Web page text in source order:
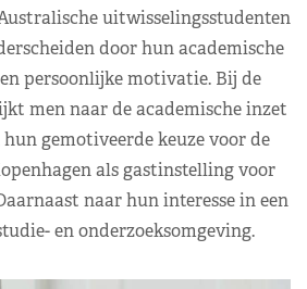
uitwisselingsstudenten
door hun academische
persoonlijke motivatie. Bij de
men naar de academische inzet
gemotiveerde keuze voor de
als gastinstelling voor
naar hun interesse in een
en onderzoeksomgeving.